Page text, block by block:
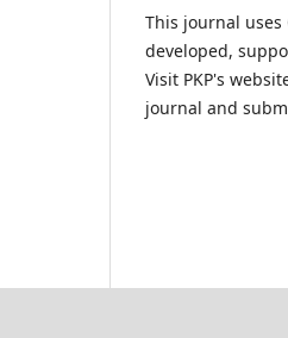
This journal
developed,
Visit PKP's
journal and